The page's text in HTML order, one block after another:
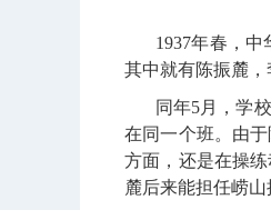
1937年春，中
其中就有陈振麓，
同年5月，学
在同一个班。由
方面，还是在操
麓后来能担任崂山